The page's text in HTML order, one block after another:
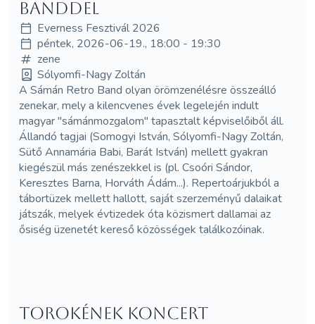
Banddel
Everness Fesztivál 2026
péntek, 2026-06-19., 18:00 - 19:30
zene
Sólyomfi-Nagy Zoltán
A Sámán Retro Band olyan örömzenélésre összeálló
zenekar, mely a kilencvenes évek legelején indult
magyar "sámánmozgalom" tapasztalt képviselőiből áll.
Állandó tagjai (Somogyi István, Sólyomfi-Nagy Zoltán,
Sütő Annamária Babi, Barát István) mellett gyakran
kiegészül más zenészekkel is (pl. Csoóri Sándor,
Keresztes Barna, Horváth Ádám...). Repertoárjukból a
tábortüzek mellett hallott, saját szerzeményű dalaikat
játszák, melyek évtizedek óta közismert dallamai az
ősiség üzenetét kereső közösségek találkozóinak.
Torokének koncert